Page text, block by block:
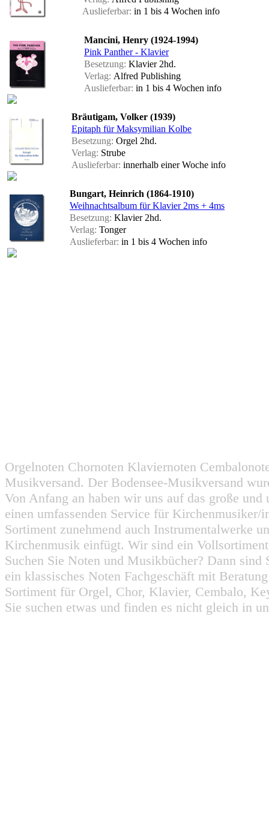
Auslieferbar: in 1 bis 4 Wochen info
Mancini, Henry (1924-1994)
Pink Panther - Klavier
Besetzung: Klavier 2hd.
Verlag: Alfred Publishing
Auslieferbar: in 1 bis 4 Wochen info
Bräutigam, Volker (1939)
Epitaph für Maksymilian Kolbe
Besetzung: Orgel 2hd.
Verlag: Strube
Auslieferbar: innerhalb einer Woche info
Bungart, Heinrich (1864-1910)
Weihnachtsalbum für Klavier 2ms + 4ms
Besetzung: Klavier 2hd.
Verlag: Tonger
Auslieferbar: in 1 bis 4 Wochen info
Orgelnoten Chornoten Klaviernoten
Musikversand. Der Bodensee-Musikversand
Von Anfang an haben wir uns auf das große
einen umfassenden Service für
Sortiment zunehmend auch Instrumentalwerke
Kirchenmusik einfügt. Wir sind ein
Suchen Sie Noten und Musikbücher? Dann
ein klassisches Noten Fachgeschäft mit
Sortiment für Orgel, Chor, Klavier, Cembalo,
Sie suchen etwas und finden es nicht gleich in